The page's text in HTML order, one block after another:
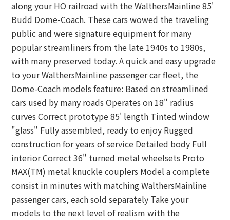
along your HO railroad with the WalthersMainline 85'
Budd Dome-Coach. These cars wowed the traveling
public and were signature equipment for many
popular streamliners from the late 1940s to 1980s,
with many preserved today. A quick and easy upgrade
to your WalthersMainline passenger car fleet, the
Dome-Coach models feature: Based on streamlined
cars used by many roads Operates on 18" radius
curves Correct prototype 85' length Tinted window
"glass" Fully assembled, ready to enjoy Rugged
construction for years of service Detailed body Full
interior Correct 36" turned metal wheelsets Proto
MAX(TM) metal knuckle couplers Model a complete
consist in minutes with matching WalthersMainline
passenger cars, each sold separately Take your
models to the next level of realism with the